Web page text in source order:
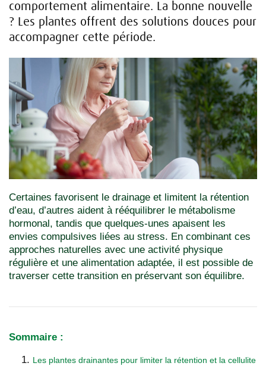
comportement alimentaire. La bonne nouvelle
? Les plantes offrent des solutions douces pour
accompagner cette période.
Certaines favorisent le drainage et limitent la rétention
d’eau, d’autres aident à rééquilibrer le métabolisme
hormonal, tandis que quelques-unes apaisent les
envies compulsives liées au stress. En combinant ces
approches naturelles avec une activité physique
régulière et une alimentation adaptée, il est possible de
traverser cette transition en préservant son équilibre.
Sommaire :
Les plantes drainantes pour limiter la rétention et la cellulite